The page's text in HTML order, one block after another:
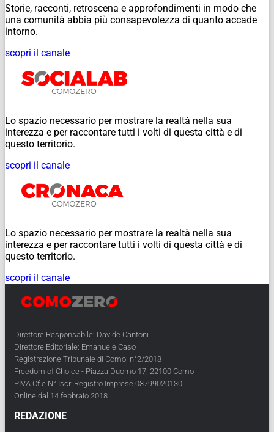
Storie, racconti, retroscena e approfondimenti in modo che
una comunità abbia più consapevolezza di quanto accade
intorno.
scopri il canale
Lo spazio necessario per mostrare la realtà nella sua
interezza e per raccontare tutti i volti di questa città e di
questo territorio.
scopri il canale
Lo spazio necessario per mostrare la realtà nella sua
interezza e per raccontare tutti i volti di questa città e di
questo territorio.
scopri il canale
Direttore Responsabile: Davide Cantoni
Direttore Editoriale: Emanuele Caso
Registrazione Tribunale di Como: n°2/2018
Freedom of Choice - Piazza Duomo 17, 22100 Como
PIVA Cf e N° Iscr. Registro Imprese 03799020130
Online dal 14 febbraio 2018
REDAZIONE